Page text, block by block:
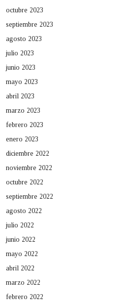
octubre 2023
septiembre 2023
agosto 2023
julio 2023
junio 2023
mayo 2023
abril 2023
marzo 2023
febrero 2023
enero 2023
diciembre 2022
noviembre 2022
octubre 2022
septiembre 2022
agosto 2022
julio 2022
junio 2022
mayo 2022
abril 2022
marzo 2022
febrero 2022